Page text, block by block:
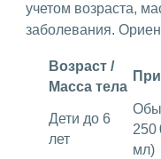
учетом возраста,
заболевания.
Возраст /
Масса тела
Дети до 6
лет
250
мл)